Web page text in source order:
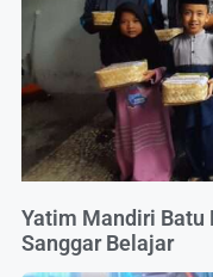
Yatim Mandiri Batu
Sanggar Belajar